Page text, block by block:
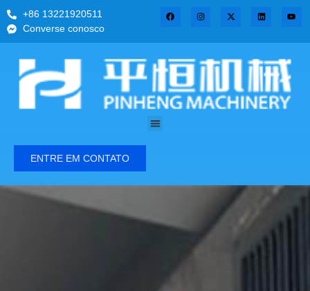
+86 13221920511
Converse conosco
ENTRE EM CONTATO